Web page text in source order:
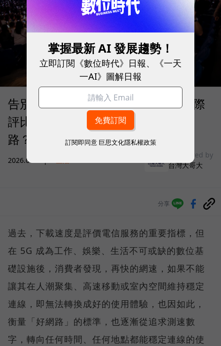
告別「極速迷思」！Opensignal 國際
評比揭密：什麼才是 5G 時代的好網
路？
2026.08.03
sponsored by
台灣大哥大
分享
過去，下載速度是評價電信服務的重要指標，但
在 5G 成為工作、娛樂、生活不可或缺的數位基
礎設施後，消費者發現，再快的網速，如果不能
讓其在人潮聚集、高速移動或室內空間維持穩定
連線，即無法轉換成好的使用體驗，也因如此，
衡量「好網路」的標準，也逐漸從追求測速數
字，轉向任何時間、任何地點都能穩定連線的使
掌握最新 AI 發展趨勢！
立即訂閱《數位時代》日報、《一天
一AI》圖解日報
訂閱即同意 巨思文化隱私權政策